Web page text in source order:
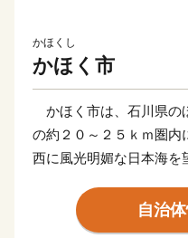
かほくし
かほく市
かほく市は、石川県の
の約２０～２５ｋｍ圏内
西に風光明媚な日本海を
地勢については、東か
段丘地、沖積低地、海
自治